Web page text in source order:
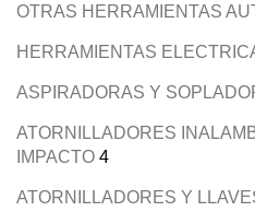
OTRAS HERRAMIENTAS
HERRAMIENTAS
ASPIRADORAS Y
ATORNILLADORES
IMPACTO 4
ATORNILLADORES Y